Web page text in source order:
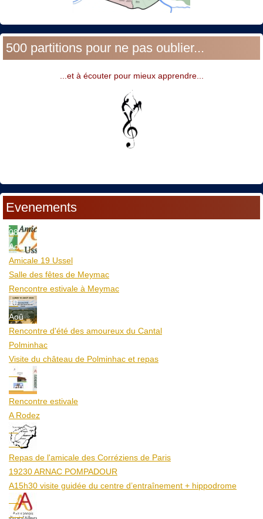
500 partitions pour ne pas oublier...
...et à écouter pour mieux apprendre...
Evenements
08
Aoû
Amicale 19 Ussel
Salle des fêtes de Meymac
Rencontre estivale à Meymac
10
Aoû
Rencontre d'été des amoureux du Cantal
Polminhac
Visite du château de Polminhac et repas
12
Aoû
Rencontre estivale
A Rodez
23
Aoû
Repas de l'amicale des Corréziens de Paris
19230 ARNAC POMPADOUR
A15h30 visite guidée du centre d’entraînement + hippodrome
25
Aoû